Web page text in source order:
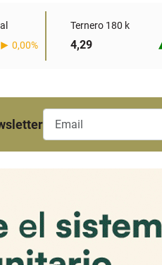
0,00%
Ternero 180 k
4,29